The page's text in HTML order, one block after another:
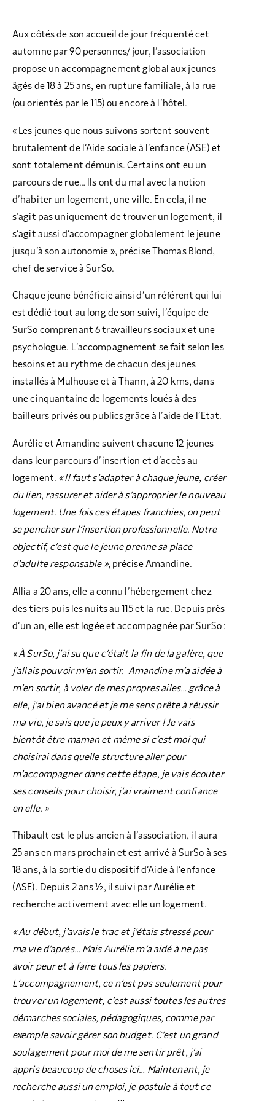
Aux côtés de son accueil de jour fréquenté cet
automne par 90 personnes/ jour, l’association
propose un accompagnement global aux jeunes
âgés de 18 à 25 ans, en rupture familiale, à la rue
(ou orientés par le 115) ou encore à l’hôtel.
« Les jeunes que nous suivons sortent souvent
brutalement de l’Aide sociale à l’enfance (ASE) et
sont totalement démunis. Certains ont eu un
parcours de rue… Ils ont du mal avec la notion
d’habiter un logement, une ville. En cela, il ne
s’agit pas uniquement de trouver un logement, il
s’agit aussi d’accompagner globalement le jeune
jusqu’à son autonomie », précise Thomas Blond,
chef de service à SurSo.
Chaque jeune bénéficie ainsi d’un référent qui lui
est dédié tout au long de son suivi, l’équipe de
SurSo comprenant 6 travailleurs sociaux et une
psychologue. L’accompagnement se fait selon les
besoins et au rythme de chacun des jeunes
installés à Mulhouse et à Thann, à 20 kms, dans
une cinquantaine de logements loués à des
bailleurs privés ou publics grâce à l’aide de l’Etat.
Aurélie et Amandine suivent chacune 12 jeunes
dans leur parcours d’insertion et d’accès au
logement. « Il faut s’adapter à chaque jeune, créer
du lien, rassurer et aider à s’approprier le nouveau
logement. Une fois ces étapes franchies, on peut
se pencher sur l’insertion professionnelle. Notre
objectif, c’est que le jeune prenne sa place
d’adulte responsable », précise Amandine.
Allia a 20 ans, elle a connu l’hébergement chez
des tiers puis les nuits au 115 et la rue. Depuis près
d’un an, elle est logée et accompagnée par SurSo :
« À SurSo, j’ai su que c’était la fin de la galère, que
j’allais pouvoir m’en sortir. Amandine m’a aidée à
m’en sortir, à voler de mes propres ailes… grâce à
elle, j’ai bien avancé et je me sens prête à réussir
ma vie, je sais que je peux y arriver ! Je vais
bientôt être maman et même si c’est moi qui
choisirai dans quelle structure aller pour
m’accompagner dans cette étape, je vais écouter
ses conseils pour choisir, j’ai vraiment confiance
en elle. »
Thibault est le plus ancien à l’association, il aura
25 ans en mars prochain et est arrivé à SurSo à ses
18 ans, à la sortie du dispositif d’Aide à l’enfance
(ASE). Depuis 2 ans ½, il suivi par Aurélie et
recherche activement avec elle un logement.
« Au début, j’avais le trac et j’étais stressé pour
ma vie d’après… Mais Aurélie m’a aidé à ne pas
avoir peur et à faire tous les papiers.
L’accompagnement, ce n’est pas seulement pour
trouver un logement, c’est aussi toutes les autres
démarches sociales, pédagogiques, comme par
exemple savoir gérer son budget. C’est un grand
soulagement pour moi de me sentir prêt, j’ai
appris beaucoup de choses ici… Maintenant, je
recherche aussi un emploi, je postule à tout ce